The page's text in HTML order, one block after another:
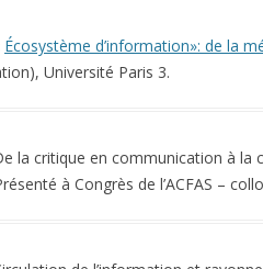
Écosystème d’information»: de la
Université Paris 3.
la critique en communication à la
à Congrès de l’ACFAS –